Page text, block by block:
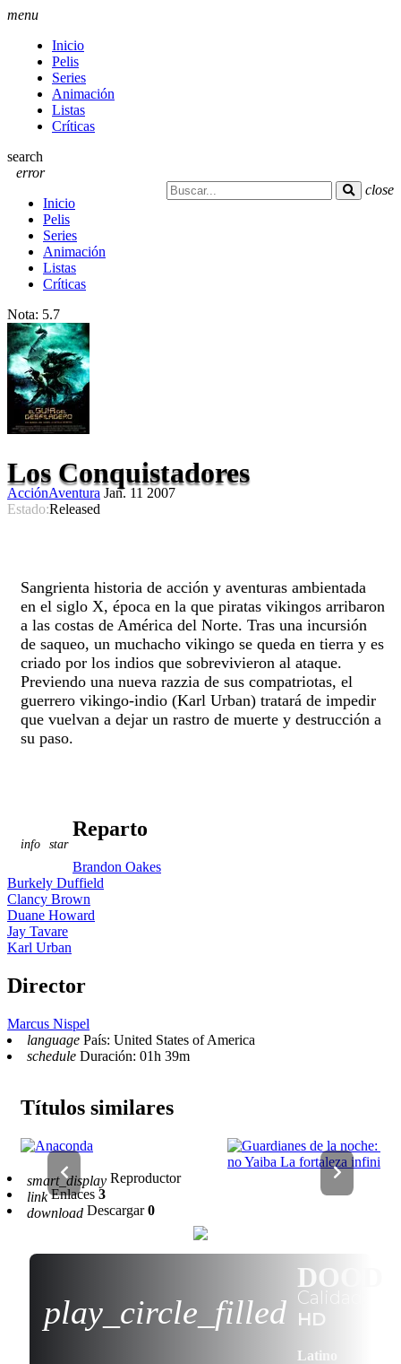
menu
Inicio
Pelis
Series
Animación
Listas
Críticas
search
error
close
Inicio
Pelis
Series
Animación
Listas
Críticas
Nota: 5.7
Los Conquistadores
AcciónAventura Jan. 11 2007
Estado:Released
Sangrienta historia de acción y aventuras ambientada
en el siglo X, época en la que piratas vikingos arribaron
a las costas de América del Norte. Tras una incursión
de saqueo, un muchacho vikingo se queda en tierra y es
criado por los indios que sobrevivieron al ataque.
Previendo una nueva razzia de sus compatriotas, el
guerrero vikingo-indio (Karl Urban) tratará de impedir
que vuelvan a dejar un rastro de muerte y destrucción a
su paso.
info star
Reparto
Brandon Oakes
Burkely Duffield
Clancy Brown
Duane Howard
Jay Tavare
Karl Urban
Director
Marcus Nispel
language País: United States of America
schedule Duración: 01h 39m
Títulos similares
smart_display Reproductor
linkEnlaces 3
download Descargar0
play_circle_filled
DOOD
Calidad:
HD
Latino